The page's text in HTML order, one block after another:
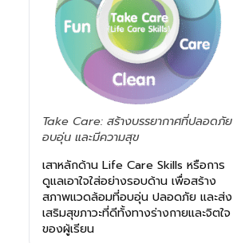
Take Care: สร้างบรรยากาศที่ปลอดภัย
อบอุ่น และมีความสุข
เสาหลักด้าน Life Care Skills หรือการ
ดูแลเอาใจใส่อย่างรอบด้าน เพื่อสร้าง
สภาพแวดล้อมที่อบอุ่น ปลอดภัย และส่ง
เสริมสุขภาวะที่ดีทั้งทางร่างกายและจิตใจ
ของผู้เรียน